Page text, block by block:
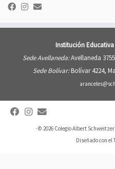
Institución Educativa
Sede Avellaneda:Avellaneda
Sede Bolívar:Bolívar 4224,
· © 2026 Colegio Albert
Diseñado con el